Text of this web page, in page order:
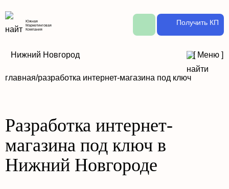
Южная
Маркетинговая
Компания
Получить КП
Нижний Новгород [ Меню ]
главная/разработка интернет-магазина под ключ
Разработка интернет-
магазина под ключ в
Нижний Новгороде